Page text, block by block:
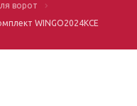
ворот
WINGO2024KCE